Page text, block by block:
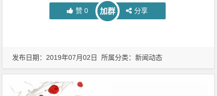
赞 0 加群 分享
发布日期：2019年07月02日 所属分类：新闻动态